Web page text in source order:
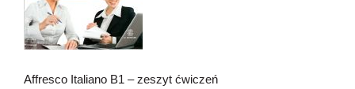
Affresco Italiano B1 – zeszyt ćwiczeń